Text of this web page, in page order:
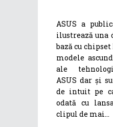
ASUS a
ilustrează una
bază cu
modele
ale
ASUS dar și
de intuit pe
odată cu
clipul de mai